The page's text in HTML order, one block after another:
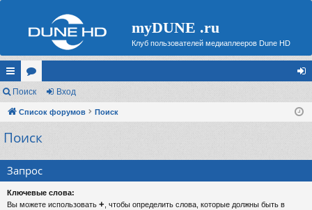
myDUNE .ru
Клуб пользователей медиаплееров Dune HD
с
ы
лк
ор
ум д
Поиск Вход
Список форумов Поиск
Поиск
Запрос
Ключевые слова:
Вы можете использовать + , чтобы определить слова, которые должны быть в